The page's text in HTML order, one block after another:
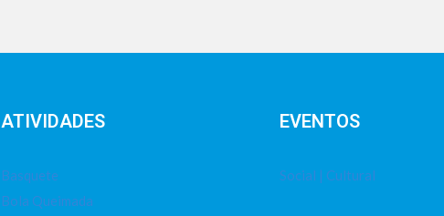
ATIVIDADES
Basquete
Bola Queimada
EVENTOS
Social | Cultural